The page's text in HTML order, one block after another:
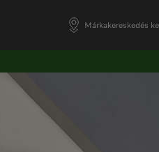
Márkakereskedés